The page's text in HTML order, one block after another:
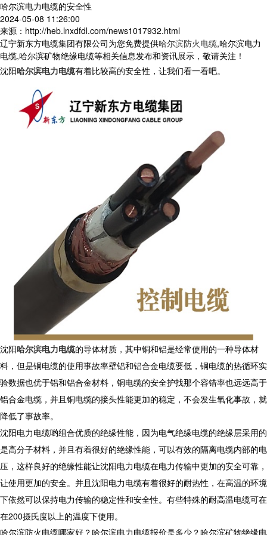
哈尔滨电力电缆的安全性
2024-05-08 11:26:00
来源：http://heb.lnxdfdl.com/news1017932.html
辽宁新东方电缆集团有限公司为您免费提供哈尔滨防火电缆,哈尔滨电力
电缆,哈尔滨矿物绝缘电缆等相关信息发布和资讯展示，敬请关注！
沈阳哈尔滨电力电缆有着比较高的安全性，让我们看一看吧。
沈阳哈尔滨电力电缆的导体材质，其中铜和铝是经常使用的一种导体材
料，但是铜电缆的使用事故率壁铝和铝合金电缆要低，铜电缆的热循环实
验数据也优于铝和铝合金材料，铜电缆的安全护找那个容错率也远远高于
铝合金电缆，并且铜电缆的接头性能更加的稳定，不会发生氧化事故，就
降低了事故率。
沈阳电力电缆哟组合优质的绝缘性能，因为电气绝缘电缆的绝缘层采用的
是高分子材料，并且有着很好的绝缘性能，可以有效的隔离电缆内部的电
压，这样良好的绝缘性能让沈阳电力电缆在电力传输中更加的安全可靠，
让使用更加的安全。并且沈阳电力电缆有着很好的耐热性，在高温的环境
下依然可以保持电力传输的稳定性和安全性。有些特殊的耐高温电缆可在
在200摄氏度以上的温度下使用。
哈尔滨防火电缆哪家好？哈尔滨电力电缆报价是多少？哈尔滨矿物绝缘电